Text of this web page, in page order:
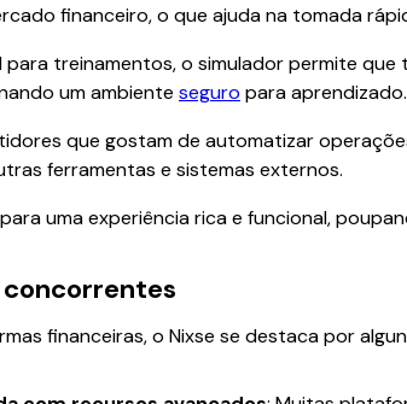
financeiro, o que ajuda na tomada
para treinamentos, o simulador permite
um ambiente seguro para aprendizado.
que gostam de automatizar
ferramentas e sistemas externos.
uma experiência rica e funcional,
concorrentes
financeiras, o Nixse se destaca por